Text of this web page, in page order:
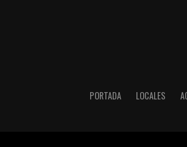
PORTADA LOCALES